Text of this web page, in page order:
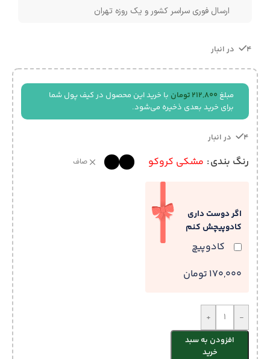
ارسال فوری سراسر کشور و یک روزه تهران
4 در انبار
مبلغ 212,800 تومان با خرید این محصول در کیف پول شما
برای خرید بعدی ذخیره می‌شود.
4 در انبار
رنگ بندی مشکی کروکو صاف
اگر دوست داری
کادوپیچش کنم
کادوپیچ
170,000 تومان
-
+
افزودن به سبد
خرید